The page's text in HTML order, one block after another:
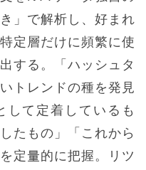
」で解析し、好まれ
定層だけに頻繁に使
する。「ハッシュタ
トレンドの種を発見
して定着しているも
たもの」「これから
定量的に把握。リツ